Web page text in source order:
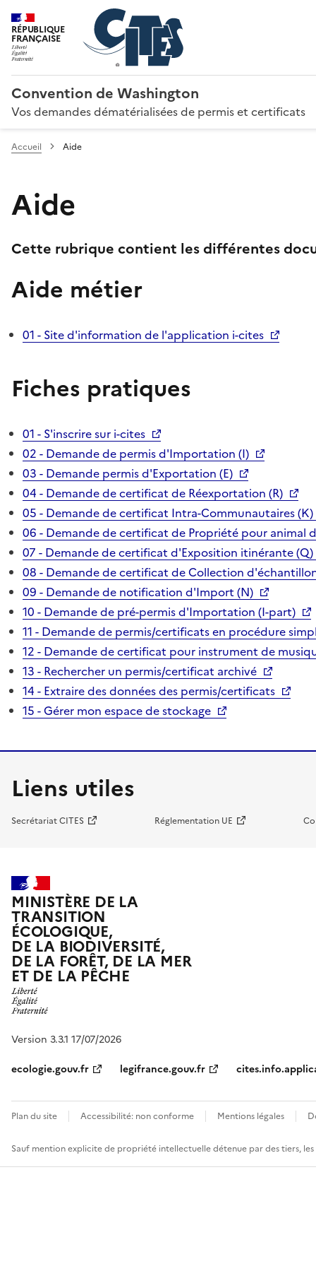
RÉPUBLIQUE
FRANÇAISE
Convention de Washington
Vos demandes dématérialisées de permis et certificats
Accueil Aide
Aide
Cette rubrique contient les différentes
Aide métier
01 - Site d'information de l'application i-cites
Fiches pratiques
01 - S'inscrire sur i-cites
02 - Demande de permis d'Importation (I)
03 - Demande permis d'Exportation (E)
04 - Demande de certificat de Réexportation (R)
05 - Demande de certificat Intra-Communautaires (K)
06 - Demande de certificat de Propriété pour animal
07 - Demande de certificat d'Exposition itinérante (Q)
08 - Demande de certificat de Collection
09 - Demande de notification d'Import (N)
10 - Demande de pré-permis d'Importation (I-part)
11 - Demande de permis/certificats en procédure
12 - Demande de certificat pour instrument de
13 - Rechercher un permis/certificat archivé
14 - Extraire des données des permis/certificats
15 - Gérer mon espace de stockage
Liens utiles
Secrétariat CITES Réglementation UE
MINISTÈRE DE LA
TRANSITION
ÉCOLOGIQUE,
DE LA BIODIVERSITÉ,
DE LA FORÊT, DE LA MER
ET DE LA PÊCHE
Version 3.3.1 17/07/2026
ecologie.gouv.fr
legifrance.gouv.fr
Plan du site Accessibilité: non conforme Mentions légales
Sauf mention explicite de propriété intellectuelle détenue par des tiers,